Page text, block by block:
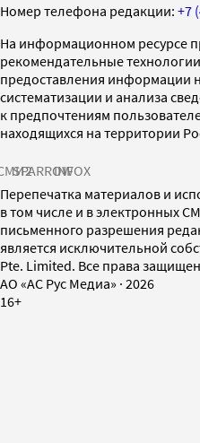
Номер телефона редакции: +7
На информационном ресурсе
рекомендательные
предоставления информации
систематизации и анализа
к предпочтениям
находящихся на территории
SPARROWINFOX
Перепечатка материалов и
в том числе и в электронных
письменного разрешения
является исключительной
Pte. Limited. Все права
AO «АС Рус Медиа» · 2026
16+